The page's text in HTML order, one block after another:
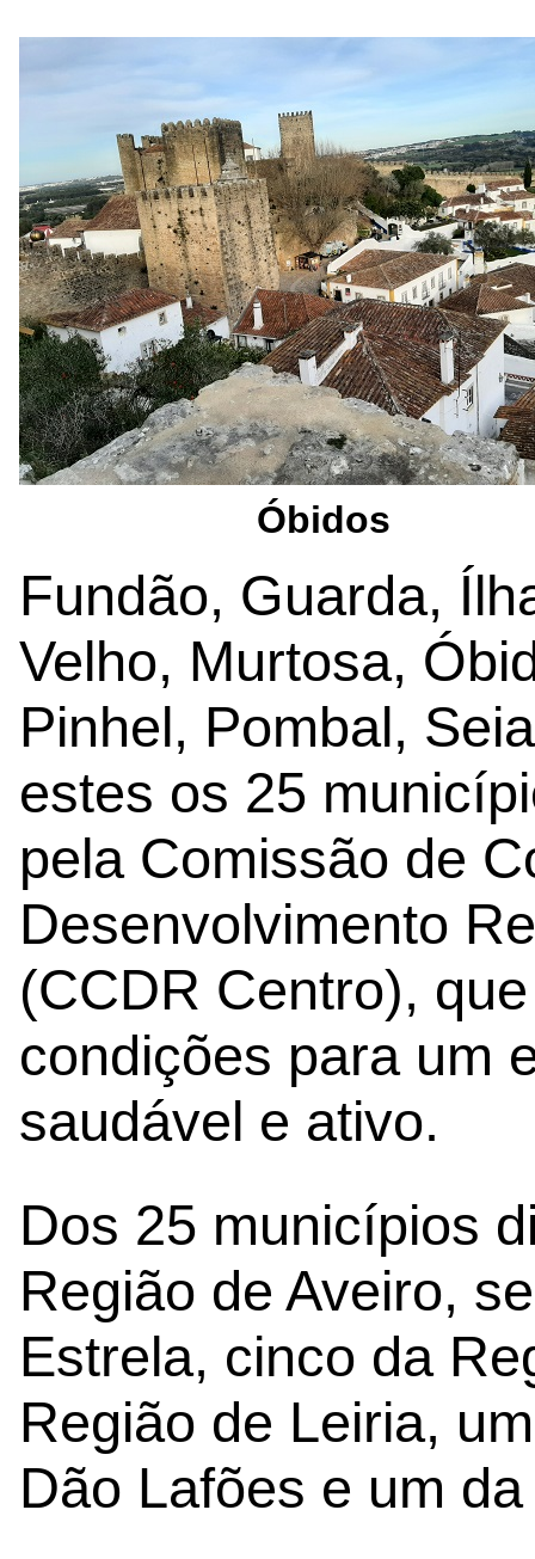
Óbidos
Fundão, Guarda,
Velho, Murtosa,
Pinhel, Pombal,
estes os 25
pela Comissão de
Desenvolvimento
(CCDR Centro),
condições para um
saudável e ativo.
Dos 25 municípios
Região de Aveiro,
Estrela, cinco da
Região de Leiria,
Dão Lafões e um